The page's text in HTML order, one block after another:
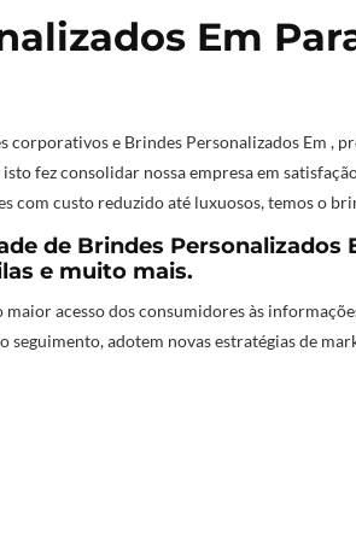
Em
corporativos e Brindes Personalizados Em
fez consolidar nossa empresa em
com custo reduzido até luxuosos, temos o
de Brindes
e muito mais.
acesso dos consumidores às
seguimento, adotem novas estratégias de